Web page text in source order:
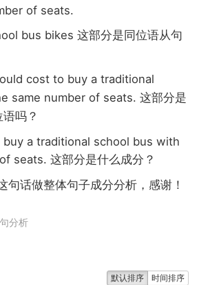
of seats.
bus bikes 这部分是同位语从句
cost to buy a traditional
same number of seats. 这部分是
吗？
a traditional school bus with
seats. 这部分是什么成分？
句话做整体句子成分分析，感谢！
分析
默认排序 时间排序